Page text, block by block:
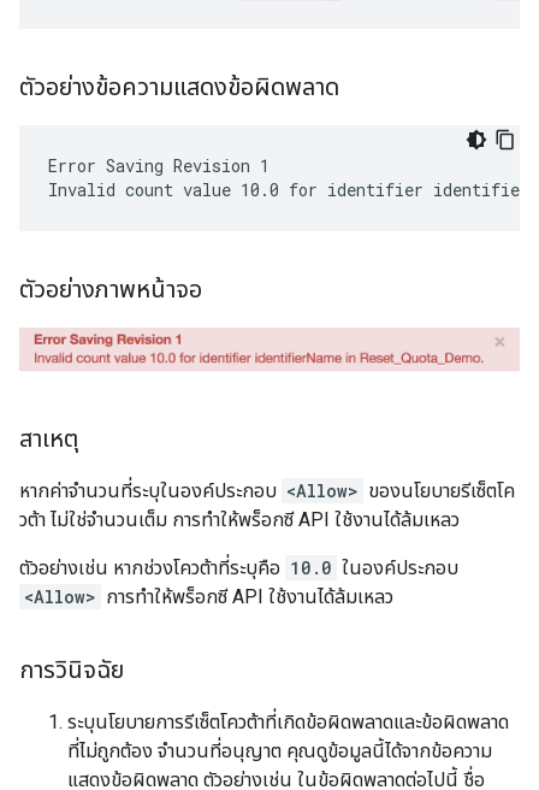
ตัวอย่างข้อความแสดงข้อผิดพลาด
Error Saving Revision 1
ตัวอย่างภาพหน้าจอ
สาเหตุ
หากค่าจำนวนที่ระบุในองค์ประกอบ <Allow> ของนโยบายรีเซ็ตโค
วต้า ไม่ใช่จำนวนเต็ม การทำให้พร็อกซี API ใช้งานได้ล้มเหลว
ตัวอย่างเช่น หากช่วงโควต้าที่ระบุคือ 10.0 ในองค์ประกอบ
<Allow> การทำให้พร็อกซี API ใช้งานได้ล้มเหลว
การวินิจฉัย
ระบุนโยบายการรีเซ็ตโควต้าที่เกิดข้อผิดพลาดและข้อผิดพลาด
ที่ไม่ถูกต้อง จำนวนที่อนุญาต คุณดูข้อมูลนี้ได้จากข้อความ
แสดงข้อผิดพลาด ตัวอย่างเช่น ในข้อผิดพลาดต่อไปนี้ ชื่อ